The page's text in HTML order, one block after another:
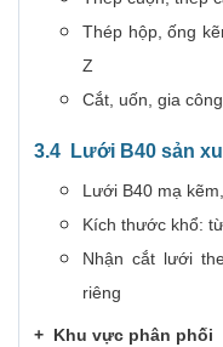
Thép hộp, ống
Z
Cắt, uốn, gia
3.4 Lưới B40 sản
Lưới B40 mạ
Kích thước khổ:
Nhận cắt lưới
riêng
+ Khu vực phân phối